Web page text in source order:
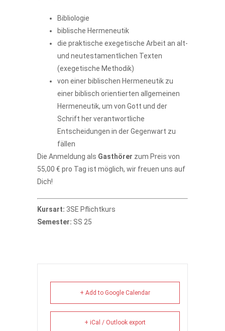
Bibliologie
biblische Hermeneutik
die praktische exegetische Arbeit an alt-
und neutestamentlichen Texten
(exegetische Methodik)
von einer biblischen Hermeneutik zu
einer biblisch orientierten allgemeinen
Hermeneutik, um von Gott und der
Schrift her verantwortliche
Entscheidungen in der Gegenwart zu
fällen
Die Anmeldung als Gasthörer zum Preis von
55,00 € pro Tag ist möglich, wir freuen uns auf
Dich!
Kursart: 3SE Pflichtkurs
Semester: SS 25
+ Add to Google Calendar
+ iCal / Outlook export